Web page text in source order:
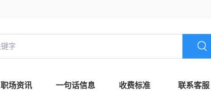
职场资讯 一句话信息 收费标准 联系客服